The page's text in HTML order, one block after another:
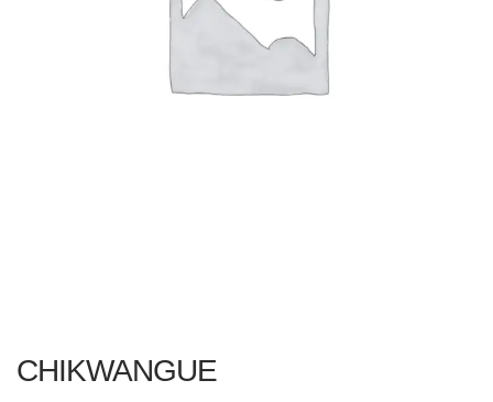
CHIKWANGUE